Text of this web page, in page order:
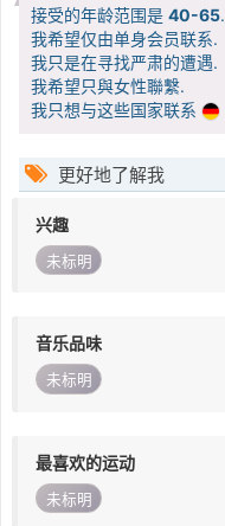
接受的年龄范围是 40-65.
我希望仅由单身会员联系.
我只是在寻找严肃的遭遇.
我希望只與女性聯繫.
我只想与这些国家联系
更好地了解我
兴趣
未标明
音乐品味
未标明
最喜欢的运动
未标明